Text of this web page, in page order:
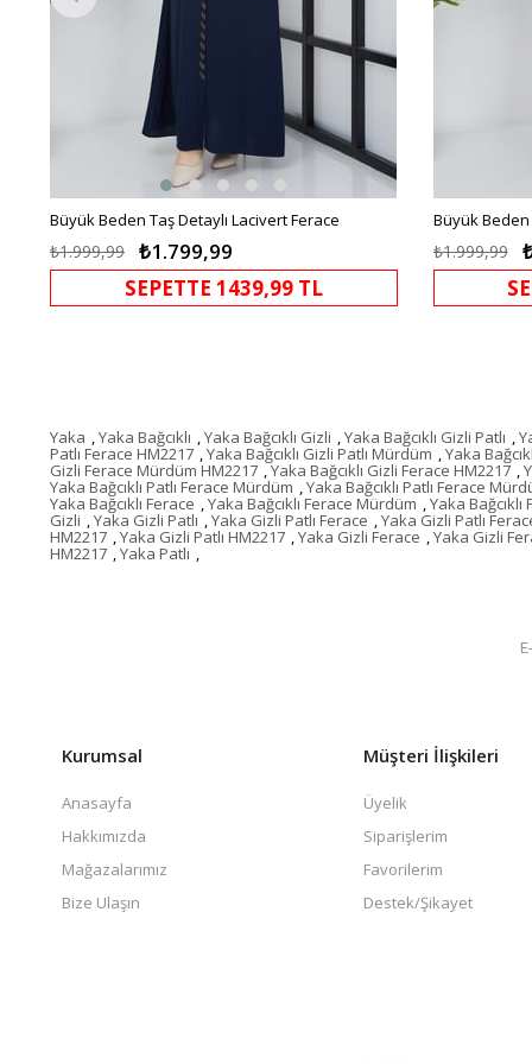
Büyük Beden Taş Detaylı Lacivert Ferace
₺1.799,99
₺1.999,99
SEPETTE 1439,99 TL
Büyük Beden
₺1.999,99
Yaka ,Yaka Bağcıklı ,Yaka Bağcıklı Gizli ,Yaka Bağcıklı Gizli Patlı ,
Patlı Ferace HM2217 ,Yaka Bağcıklı Gizli Patlı Mürdüm ,Yaka
Gizli Ferace Mürdüm HM2217 ,Yaka Bağcıklı Gizli Ferace HM2217 ,
Yaka Bağcıklı Patlı Ferace Mürdüm ,Yaka Bağcıklı Patlı Ferace
Yaka Bağcıklı Ferace ,Yaka Bağcıklı Ferace Mürdüm ,Yaka
Gizli ,Yaka Gizli Patlı ,Yaka Gizli Patlı Ferace ,Yaka Gizli Patlı
HM2217 ,Yaka Gizli Patlı HM2217 ,Yaka Gizli Ferace ,Yaka Gizli
HM2217 ,Yaka Patlı ,
Kurumsal
Anasayfa
Hakkımızda
Mağazalarımız
Bize Ulaşın
Müşteri İlişkileri
Üyelik
Siparişlerim
Favorilerim
Destek/Şikayet